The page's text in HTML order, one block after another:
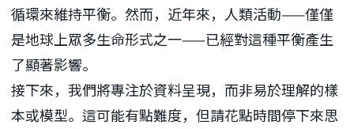
循環來維持平衡。然而，近年來，人類活動——僅僅
是地球上眾多生命形式之一——已經對這種平衡產生
了顯著影響。
接下來，我們將專注於資料呈現，而非易於理解的樣
本或模型。這可能有點難度，但請花點時間停下來思